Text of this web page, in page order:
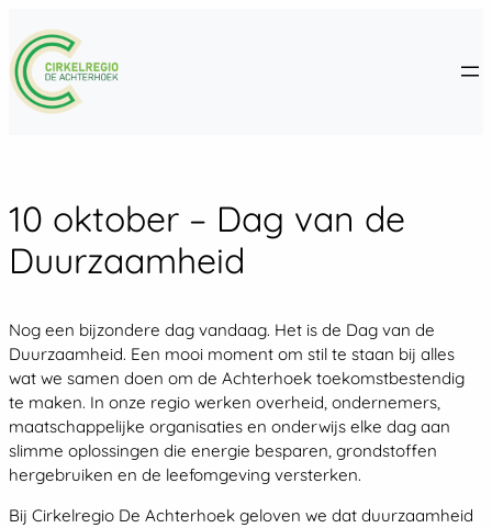
naar
de
inhoud
10 oktober – Dag van de
Duurzaamheid
Nog een bijzondere dag vandaag. Het is de Dag van de
Duurzaamheid. Een mooi moment om stil te staan bij alles
wat we samen doen om de Achterhoek toekomstbestendig
te maken. In onze regio werken overheid, ondernemers,
maatschappelijke organisaties en onderwijs elke dag aan
slimme oplossingen die energie besparen, grondstoffen
hergebruiken en de leefomgeving versterken.
Bij Cirkelregio De Achterhoek geloven we dat duurzaamheid